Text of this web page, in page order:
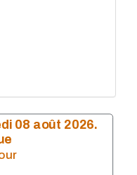
08 août 2026.